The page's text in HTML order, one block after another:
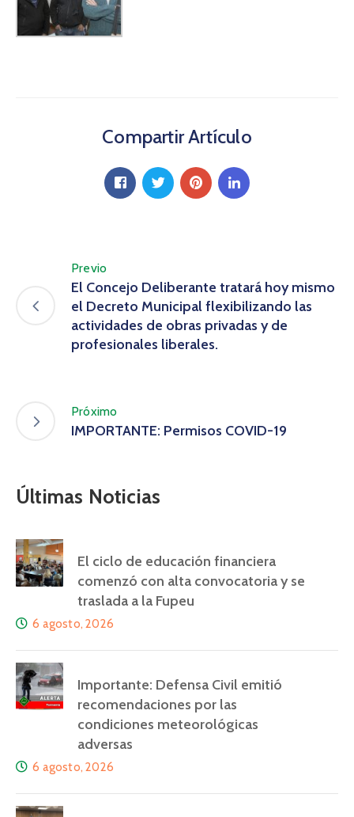
Compartir Artículo
Previo
El Concejo Deliberante tratará hoy mismo
el Decreto Municipal flexibilizando las
actividades de obras privadas y de
profesionales liberales.
Próximo
IMPORTANTE: Permisos COVID-19
Últimas Noticias
El ciclo de educación financiera
comenzó con alta convocatoria y se
traslada a la Fupeu
6 agosto, 2026
Importante: Defensa Civil emitió
recomendaciones por las
condiciones meteorológicas
adversas
6 agosto, 2026